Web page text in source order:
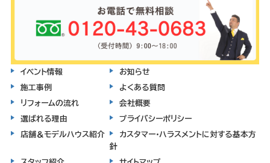
イベント情報
施工事例
リフォームの流れ
選ばれる理由
店舗＆モデルハウス紹介
お知らせ
よくある質問
会社概要
プライバシーポリシー
カスタマー・ハラスメントに対する基本方
針